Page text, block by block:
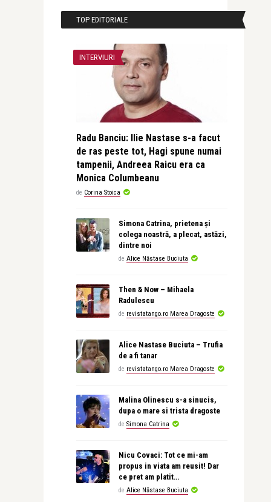
TOP EDITORIALE
INTERVIURI
Radu Banciu: Ilie Nastase s-a facut
de ras peste tot, Hagi spune numai
tampenii, Andreea Raicu era ca
Monica Columbeanu
de Corina Stoica
Simona Catrina, prietena și
colega noastră, a plecat, astăzi,
dintre noi
de Alice Năstase Buciuta
Then & Now – Mihaela
Radulescu
de revistatango.ro Marea Dragoste
Alice Nastase Buciuta – Trufia
de a fi tanar
de revistatango.ro Marea Dragoste
Malina Olinescu s-a sinucis,
dupa o mare si trista dragoste
de Simona Catrina
Nicu Covaci: Tot ce mi-am
propus in viata am reusit! Dar
ce pret am platit…
de Alice Năstase Buciuta